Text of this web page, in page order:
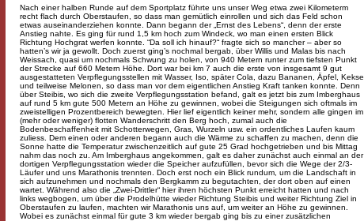
Nach einer halben Runde auf dem Sportplatz führte uns unser Weg etwa zwei Kilometerm
recht flach durch Oberstaufen, so dass man gemütlich einrollen und sich das Feld schon
etwas auseinanderziehen konnte. Dann begann der „Ernst des Lebens“, denn der erste
Anstieg nahte. Es ging für rund 1,5 km hoch zum Windeck, wo man einen ersten Blick
Richtung Hochgrat werfen konnte. “Da soll ich hinauf?“ fragte sich so mancher – aber so
hatten’s wir ja gewollt. Doch zuerst ging’s nochmal bergab, über Willis und Malas bis nach
Weissach, quasi um nochmals Schwung zu holen, von 940 Metern runter zum tiefsten Punkt
der Strecke auf 660 Metern Höhe. Dort war bei km 7 auch die erste von insgesamt 9 gut
ausgestatteten Verpflegungsstellen mit Wasser, Iso, später Cola, dazu Bananen, Äpfel, Kekse
und teilweise Melonen, so dass man vor dem eigentlichen Anstieg Kraft tanken konnte. Denn
über Steibis, wo sich die zweite Verpflegungsstation befand, galt es jetzt bis zum Imberghaus
auf rund 5 km gute 500 Metern an Höhe zu gewinnen, wobei die Steigungen sich oftmals im
zweistelligen Prozentbereich bewegten. Hier lief eigentlich keiner mehr, sondern alle gingen im
(mehr oder weniger) flotten Wanderschritt den Berg hoch, zumal auch die
Bodenbeschaffenheit mit Schotterwegen, Gras, Wurzeln usw. ein ordentliches Laufen kaum
zuliess. Dem einen oder anderen begann auch die Wärme zu schaffen zu machen, denn die
Sonne hatte die Temperatur zwischenzeitlich auf gute 25 Grad hochgetrieben und bis Mittag
nahm das noch zu. Am Imberghaus angekommen, galt es daher zunächst auch einmal an der
dortigen Verpflegungsstation wieder die Speicher aufzufüllen, bevor sich die Wege der 2/3-
Läufer und uns Marathonis trennten. Doch erst noch ein Blick rundum, um die Landschaft in
sich aufzunehmen und nochmals den Bergkamm zu begutachten, der dort oben auf einen
wartet. Während also die „Zwei-Drittler“ hier ihren höchsten Punkt erreicht hatten und nach
links wegbogen, um über die Prodelhütte wieder Richtung Steibis und weiter Richtung Ziel in
Oberstaufen zu laufen, machten wir Marathonis uns auf, um weiter an Höhe zu gewinnen.
Wobei es zunächst einmal für gute 3 km wieder bergab ging bis zu einer zusätzlichen